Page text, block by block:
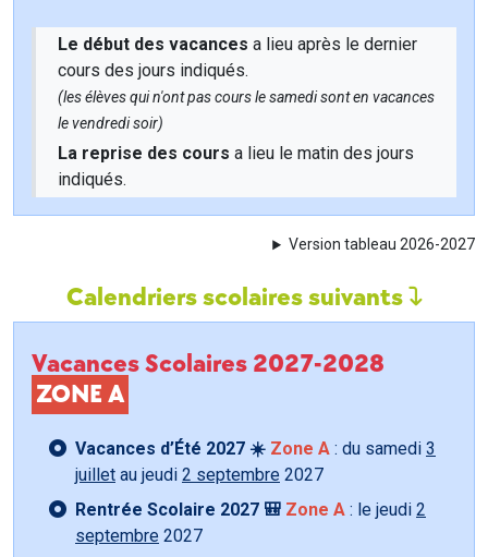
Le début des vacances a lieu après le dernier
cours des jours indiqués.
(les élèves qui n'ont pas cours le samedi sont en vacances
le vendredi soir)
La reprise des cours a lieu le matin des jours
indiqués.
Version tableau 2026-2027
Calendriers scolaires suivants
Vacances Scolaires 2027-2028
ZONE A
Vacances d’Été 2027 ☀️ Zone A : du samedi 3
juillet au jeudi 2 septembre 2027
Rentrée Scolaire 2027 🎒 Zone A : le jeudi 2
septembre 2027